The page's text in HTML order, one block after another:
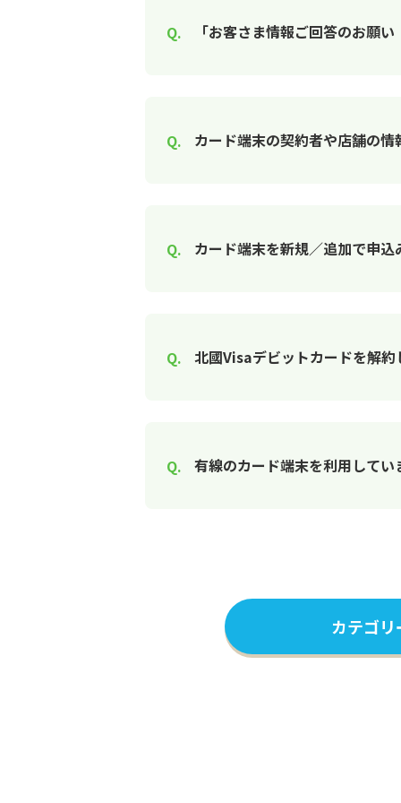
「お客さま情報ご回答のお願
カード端末の契約者や店舗の
カード端末を新規／追加で申込
北國Visaデビットカードを解約
有線のカード端末を利用して
カテゴ